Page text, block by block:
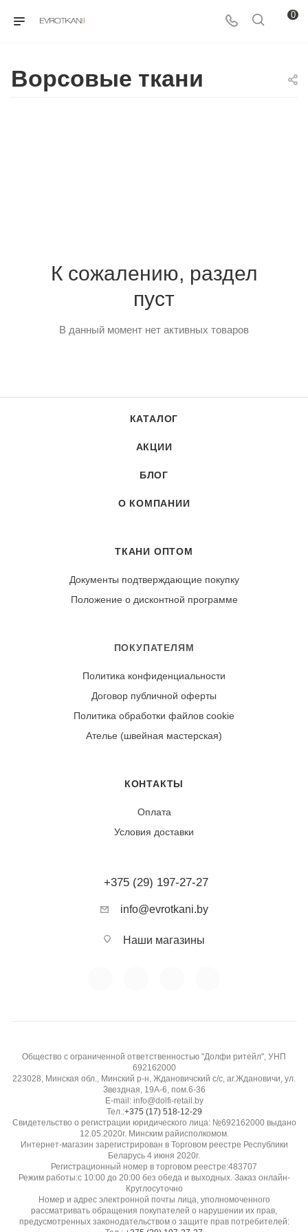
0
Ворсовые ткани
К сожалению, раздел
пуст
В данный момент нет активных товаров
КАТАЛОГ
АКЦИИ
БЛОГ
О КОМПАНИИ
ТКАНИ ОПТОМ
Документы подтверждающие покупку
Положение о дисконтной программе
ПОКУПАТЕЛЯМ
Политика конфиденциальности
Договор публичной оферты
Политика обработки файлов cookie
Ателье (швейная мастерская)
КОНТАКТЫ
Оплата
Условия доставки
+375 (29) 197-27-27
info@evrotkani.by
Наши магазины
Общество с ограниченной ответственностью "Долфи ритейл", УНП
692162000
223028, Минская обл., Минский р-н, Ждановичский с/с, аг.Ждановичи, ул.
Звездная, 19А-6, пом.6-36
E-mail: info@dolfi-retail.by
Тел.:+375 (17) 518-12-29
Свидетельство о регистрации юридического лица: №692162000 выдано
12.05.2020г. Минским райисполкомом.
Интернет-магазин зарегистрирован в Торговом реестре Республики
Беларусь 4 июня 2020г.
Регистрационный номер в торговом реестре:483707
Режим работы:с 10:00 до 20:00 без обеда и выходных. Заказ онлайн-
Круглосуточно
Номер и адрес электронной почты лица, уполномоченного
рассматривать обращения покупателей о нарушении их прав,
предусмотренных законодательством о защите прав потребителей: